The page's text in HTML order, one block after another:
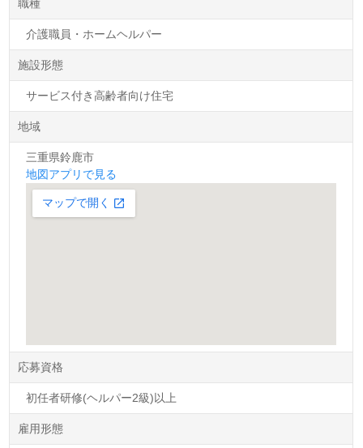
職種
介護職員・ホームヘルパー
施設形態
サービス付き高齢者向け住宅
地域
三重県鈴鹿市
地図アプリで見る
応募資格
初任者研修(ヘルパー2級)以上
雇用形態